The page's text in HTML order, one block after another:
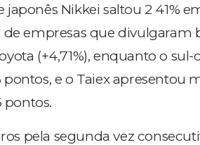
Nikkei saltou 2 41%
de empresas que divulgaram
(+4,71%), enquanto o sul-
pontos, e o Taiex apresentou
pontos.
pela segunda vez